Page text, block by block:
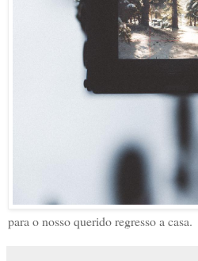
para o nosso querido regresso a casa.